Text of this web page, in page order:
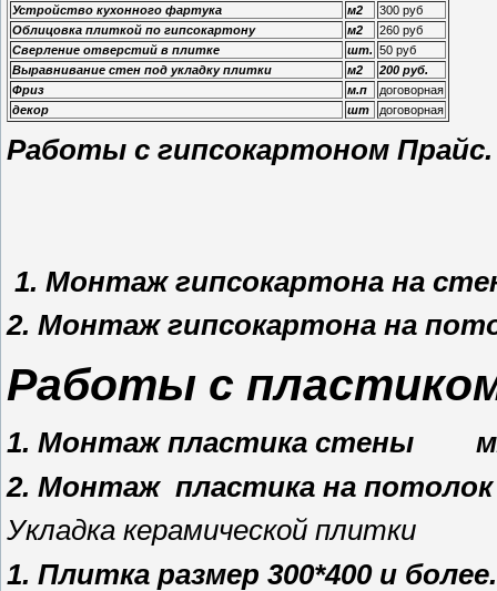
Устройство кухонного фартука м2
300 руб
Облицовка плиткой по гипсокартону
м2
260 руб
Сверление отверстий в плитке
шт. 50 руб
Выравнивание стен под укладку плитки
м2
200 руб.
Фриз
м.п
договорная
декор
шт договорная
Работы с гипсокартоном
1. Монтаж гипсокартона
2. Монтаж гипсокартона на
Работы с
1. Монтаж пластика стены
2. Монтаж пластика на
Укладка керамической плитки
1. Плитка размер 300*400 и